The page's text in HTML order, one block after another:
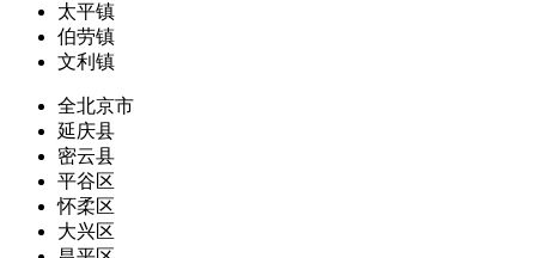
太平镇
伯劳镇
文利镇
全北京市
延庆县
密云县
平谷区
怀柔区
大兴区